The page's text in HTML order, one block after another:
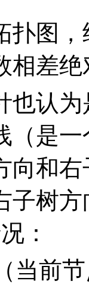
扑图
相差
认为
（是
向和
子树
：
当前